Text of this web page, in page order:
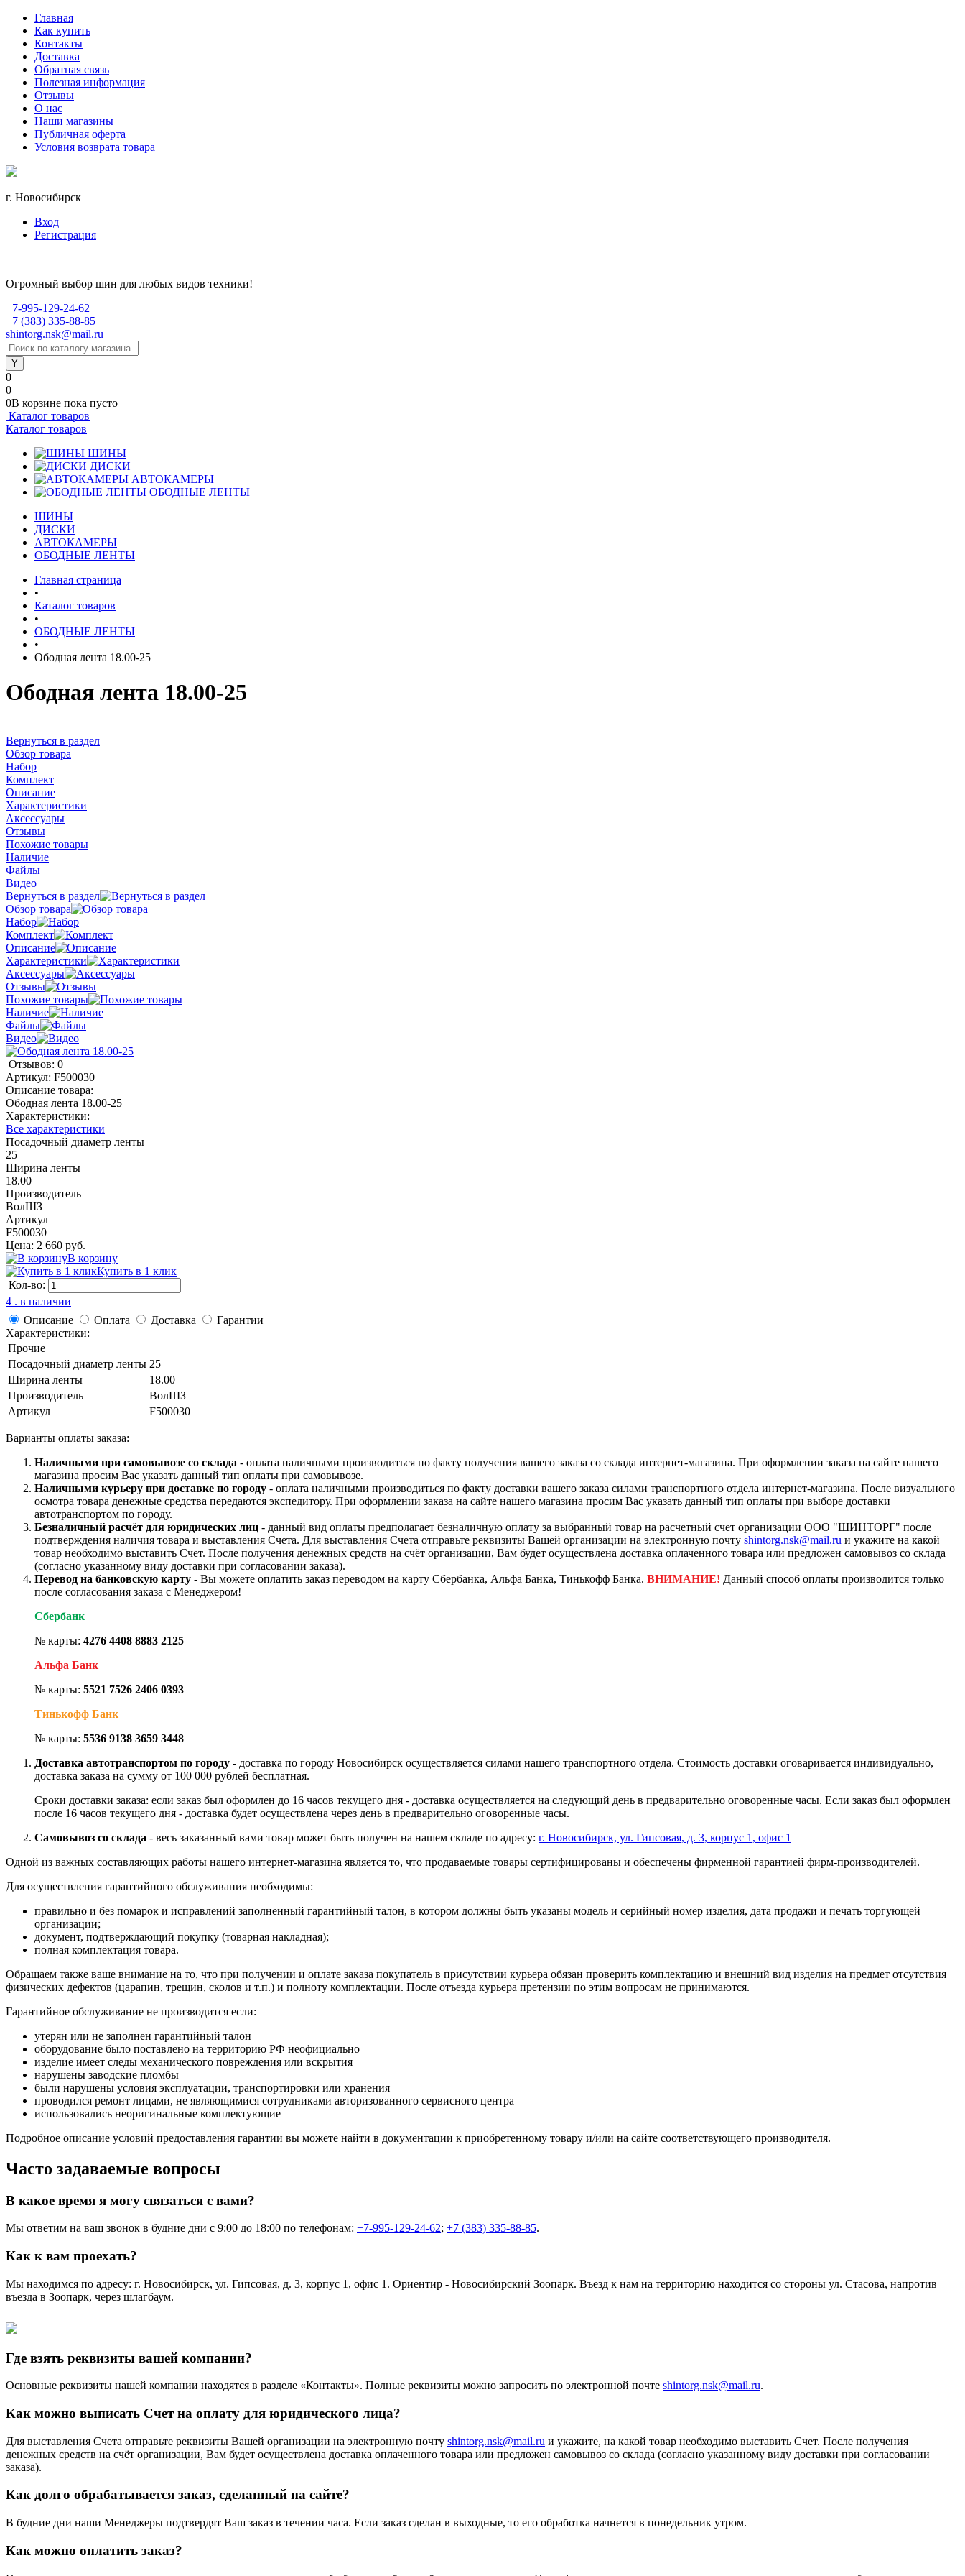
Главная
Как купить
Контакты
Доставка
Обратная связь
Полезная информация
Отзывы
О нас
Наши магазины
Публичная оферта
Условия возврата товара
г. Новосибирск
Вход
Регистрация
Огромный выбор шин для любых видов техники!
+7-995-129-24-62
+7 (383) 335-88-85
shintorg.nsk@mail.ru
0
0
0В корзине пока пусто
Каталог товаров
Каталог товаров
ШИНЫ
ДИСКИ
АВТОКАМЕРЫ
ОБОДНЫЕ ЛЕНТЫ
ШИНЫ
ДИСКИ
АВТОКАМЕРЫ
ОБОДНЫЕ ЛЕНТЫ
Главная страница
•
Каталог товаров
•
ОБОДНЫЕ ЛЕНТЫ
•
Ободная лента 18.00-25
Ободная лента 18.00-25
Вернуться в раздел
Обзор товара
Набор
Комплект
Описание
Характеристики
Аксессуары
Отзывы
Похожие товары
Наличие
Файлы
Видео
Вернуться в раздел
Обзор товара
Набор
Комплект
Описание
Характеристики
Аксессуары
Отзывы
Похожие товары
Наличие
Файлы
Видео
Отзывов: 0
Артикул: F500030
Описание товара:
Ободная лента 18.00-25
Характеристики:
Все характеристики
Посадочный диаметр ленты
25
Ширина ленты
18.00
Производитель
ВолШЗ
Артикул
F500030
Цена: 2 660 руб.
В корзину
Купить в 1 клик
Кол-во:
4 . в наличии
Описание
Оплата Доставка
Гарантии
Характеристики:
Прочие
Посадочный диаметр ленты 25
Ширина ленты
18.00
Производитель
ВолШЗ
Артикул
F500030
Варианты оплаты заказа:
Наличными при самовывозе со склада - оплата наличными производиться по факту получения вашего заказа со склада интернет-магазина. При оформлении заказа на сайте нашего
магазина просим Вас указать данный тип оплаты при самовывозе.
Наличными курьеру при доставке по городу - оплата наличными производиться по факту доставки вашего заказа силами транспортного отдела интернет-магазина. После визуального
осмотра товара денежные средства передаются экспедитору. При оформлении заказа на сайте нашего магазина просим Вас указать данный тип оплаты при выборе доставки
автотранспортом по городу.
Безналичный расчёт для юридических лиц - данный вид оплаты предполагает безналичную оплату за выбранный товар на расчетный счет организации ООО "ШИНТОРГ" после
подтверждения наличия товара и выставления Счета. Для выставления Счета отправьте реквизиты Вашей организации на электронную почту shintorg.nsk@mail.ru и укажите на какой
товар необходимо выставить Счет. После получения денежных средств на счёт организации, Вам будет осуществлена доставка оплаченного товара или предложен самовывоз со склада
(согласно указанному виду доставки при согласовании заказа).
Перевод на банковскую карту - Вы можете оплатить заказ переводом на карту Сбербанка, Альфа Банка, Тинькофф Банка. ВНИМАНИЕ! Данный способ оплаты производится только
после согласования заказа с Менеджером!
Сбербанк
№ карты: 4276 4408 8883 2125
Альфа Банк
№ карты: 5521 7526 2406 0393
Тинькофф Банк
№ карты: 5536 9138 3659 3448
Доставка автотранспортом по городу - доставка по городу Новосибирск осуществляется силами нашего транспортного отдела. Стоимость доставки оговаривается индивидуально,
доставка заказа на сумму от 100 000 рублей бесплатная.
Сроки доставки заказа: если заказ был оформлен до 16 часов текущего дня - доставка осуществляется на следующий день в предварительно оговоренные часы. Если заказ был оформлен
после 16 часов текущего дня - доставка будет осуществлена через день в предварительно оговоренные часы.
Самовывоз со склада - весь заказанный вами товар может быть получен на нашем складе по адресу: г. Новосибирск, ул. Гипсовая, д. 3, корпус 1, офис 1
Одной из важных составляющих работы нашего интернет-магазина является то, что продаваемые товары сертифицированы и обеспечены фирменной гарантией фирм-производителей.
Для осуществления гарантийного обслуживания необходимы:
правильно и без помарок и исправлений заполненный гарантийный талон, в котором должны быть указаны модель и серийный номер изделия, дата продажи и печать торгующей
организации;
документ, подтверждающий покупку (товарная накладная);
полная комплектация товара.
Обращаем также ваше внимание на то, что при получении и оплате заказа покупатель в присутствии курьера обязан проверить комплектацию и внешний вид изделия на предмет отсутствия
физических дефектов (царапин, трещин, сколов и т.п.) и полноту комплектации. После отъезда курьера претензии по этим вопросам не принимаются.
Гарантийное обслуживание не производится если:
утерян или не заполнен гарантийный талон
оборудование было поставлено на территорию РФ неофициально
изделие имеет следы механического повреждения или вскрытия
нарушены заводские пломбы
были нарушены условия эксплуатации, транспортировки или хранения
проводился ремонт лицами, не являющимися сотрудниками авторизованного сервисного центра
использовались неоригинальные комплектующие
Подробное описание условий предоставления гарантии вы можете найти в документации к приобретенному товару и/или на сайте соответствующего производителя.
Часто задаваемые вопросы
В какое время я могу связаться с вами?
Мы ответим на ваш звонок в будние дни с 9:00 до 18:00 по телефонам: +7-995-129-24-62; +7 (383) 335-88-85.
Как к вам проехать?
Мы находимся по адресу: г. Новосибирск, ул. Гипсовая, д. 3, корпус 1, офис 1. Ориентир - Новосибирский Зоопарк. Въезд к нам на территорию находится со стороны ул. Стасова, напротив
въезда в Зоопарк, через шлагбаум.
Где взять реквизиты вашей компании?
Основные реквизиты нашей компании находятся в разделе «Контакты». Полные реквизиты можно запросить по электронной почте shintorg.nsk@mail.ru.
Как можно выписать Счет на оплату для юридического лица?
Для выставления Счета отправьте реквизиты Вашей организации на электронную почту shintorg.nsk@mail.ru и укажите, на какой товар необходимо выставить Счет. После получения
денежных средств на счёт организации, Вам будет осуществлена доставка оплаченного товара или предложен самовывоз со склада (согласно указанному виду доставки при согласовании
заказа).
Как долго обрабатывается заказ, сделанный на сайте?
В будние дни наши Менеджеры подтвердят Ваш заказ в течении часа. Если заказ сделан в выходные, то его обработка начнется в понедельник утром.
Как можно оплатить заказ?